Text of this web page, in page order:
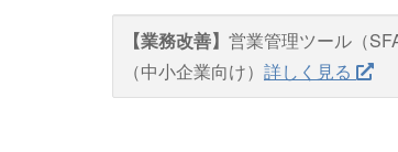
【業務改善】 営業管理ツール（
（中小企業向け） 詳しく見る